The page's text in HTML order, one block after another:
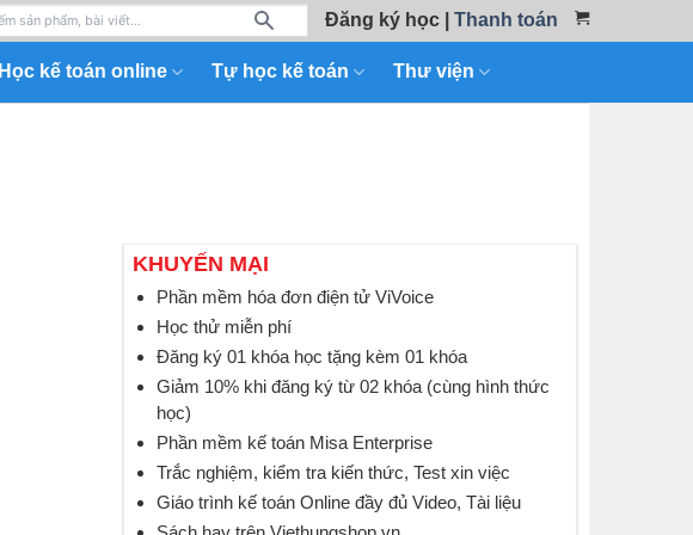
Đăng ký học| Thanh toán
Học kế toán online Tự học kế toán Thư viện
KHUYẾN MẠI
Phần mềm hóa đơn điện tử ViVoice
Học thử miễn phí
Đăng ký 01 khóa học tặng kèm 01 khóa
Giảm 10% khi đăng ký từ 02 khóa (cùng hình thức
học)
Phần mềm kế toán Misa Enterprise
Trắc nghiệm, kiểm tra kiến thức, Test xin việc
Giáo trình kế toán Online đầy đủ Video, Tài liệu